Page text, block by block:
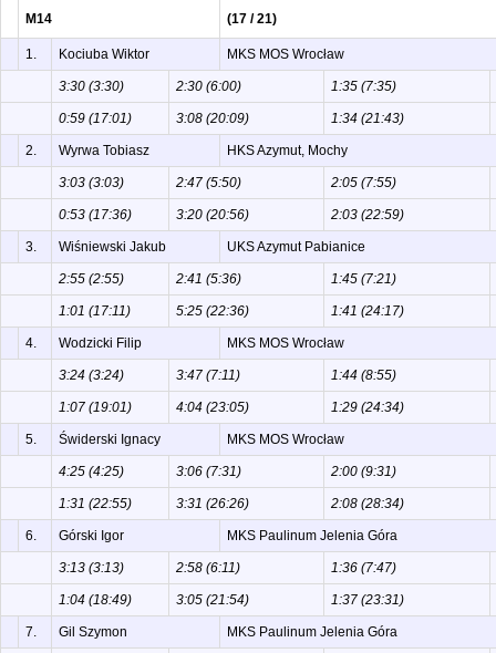
M14 (17 / 21)
1. Kociuba Wiktor MKS MOS Wrocław
3:30 (3:30) 2:30 (6:00) 1:35 (7:35)
0:59 (17:01) 3:08 (20:09) 1:34 (21:43)
2. Wyrwa Tobiasz HKS Azymut, Mochy
3:03 (3:03) 2:47 (5:50) 2:05 (7:55)
0:53 (17:36) 3:20 (20:56) 2:03 (22:59)
3. Wiśniewski Jakub UKS Azymut Pabianice
2:55 (2:55) 2:41 (5:36) 1:45 (7:21)
1:01 (17:11) 5:25 (22:36) 1:41 (24:17)
4. Wodzicki Filip MKS MOS Wrocław
3:24 (3:24) 3:47 (7:11) 1:44 (8:55)
1:07 (19:01) 4:04 (23:05) 1:29 (24:34)
5. Świderski Ignacy MKS MOS Wrocław
4:25 (4:25) 3:06 (7:31) 2:00 (9:31)
1:31 (22:55) 3:31 (26:26) 2:08 (28:34)
6. Górski Igor MKS Paulinum Jelenia Góra
3:13 (3:13) 2:58 (6:11) 1:36 (7:47)
1:04 (18:49) 3:05 (21:54) 1:37 (23:31)
7. Gil Szymon MKS Paulinum Jelenia Góra